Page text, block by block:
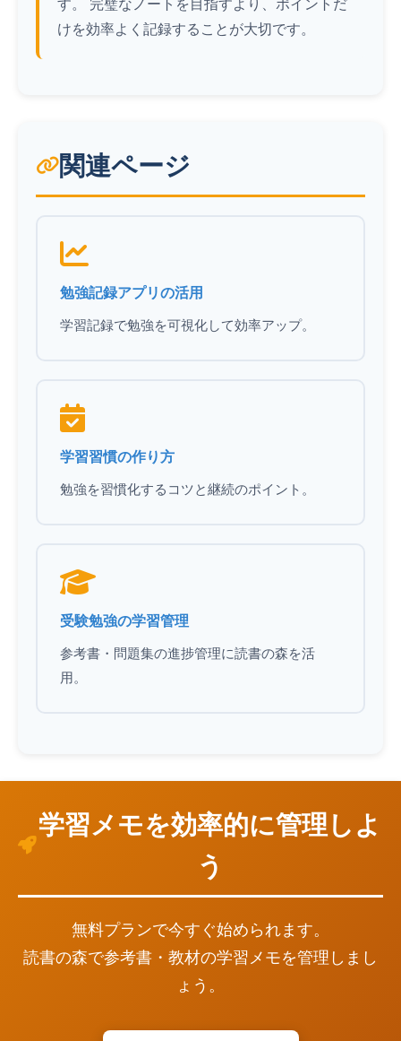
けを効率よく記録することが大切です。
関連ページ
勉強記録アプリの活用
学習記録で勉強を可視化して効率アップ。
学習習慣の作り方
勉強を習慣化するコツと継続のポイント。
受験勉強の学習管理
参考書・問題集の進捗管理に読書の森を活
用。
学習メモを効率的に管理しよ
う
無料プランで今すぐ始められます。
読書の森で参考書・教材の学習メモを管理しまし
ょう。